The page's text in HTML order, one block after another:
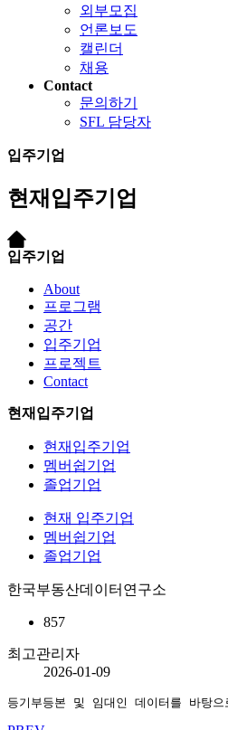
외부모집
언론보도
캘린더
채용
Contact
문의하기
SFL 담당자
입주기업
현재입주기업
입주기업
About
프로그램
공간
입주기업
프로젝트
Contact
현재입주기업
현재입주기업
멤버쉽기업
졸업기업
현재 입주기업
멤버쉽기업
졸업기업
한국부동산데이터연구소
857
최고관리자
2026-01-09
등기부등본 및 임대인 데이터를 바탕